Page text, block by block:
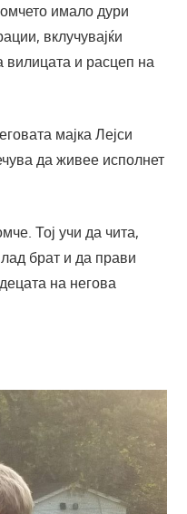
имало дури
вклучувајќи
вилицата и расцеп на
мајка Лејси
да живее исполнет
Тој учи да чита,
брат и да прави
на негова